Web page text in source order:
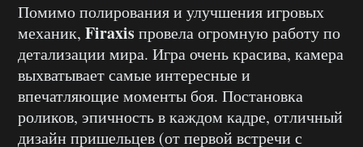
Помимо полирования и улучшения игровых
механик, Firaxisпровела огромную работу по
детализации мира. Игра очень красива, камера
выхватывает самые интересные и
впечатляющие моменты боя. Постановка
роликов, эпичность в каждом кадре, отличный
дизайн пришельцев (от первой встречи с